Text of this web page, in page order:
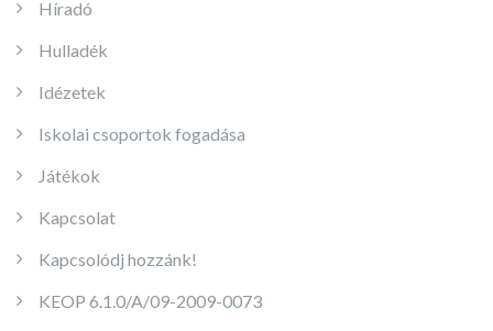
Híradó
Hulladék
Idézetek
Iskolai csoportok fogadása
Játékok
Kapcsolat
Kapcsolódj hozzánk!
KEOP 6.1.0/A/09-2009-0073